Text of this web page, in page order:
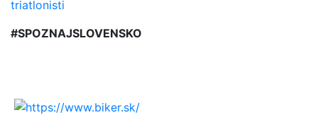
triatlonisti
#SPOZNAJSLOVENSKO